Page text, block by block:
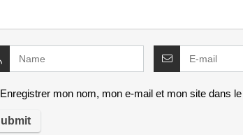
Enregistrer mon nom, mon e-mail et mon site dans